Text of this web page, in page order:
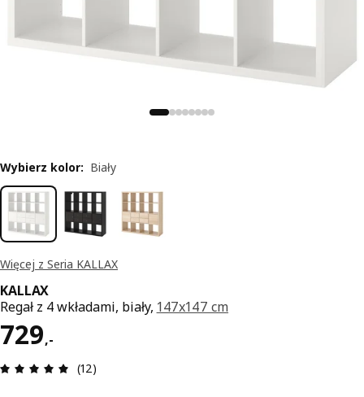
Więcej z Seria KALLAX
KALLAX
Regał z 4 wkładami, biały, 147x147 cm
729,-
Cena 729,-
Opinia: 5 na 5 gwiazdki. Recenzje ogółem: 12
(12)
Wybierz kolor: Biały